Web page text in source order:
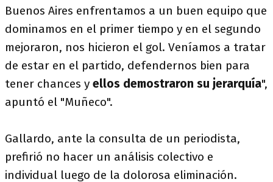
Buenos Aires enfrentamos a un buen equipo que
dominamos en el primer tiempo y en el segundo
mejoraron, nos hicieron el gol. Veníamos a tratar
de estar en el partido, defendernos bien para
tener chances y ellos demostraron su jerarquía",
apuntó el "Muñeco".
Gallardo, ante la consulta de un periodista,
prefirió no hacer un análisis colectivo e
individual luego de la dolorosa eliminación.